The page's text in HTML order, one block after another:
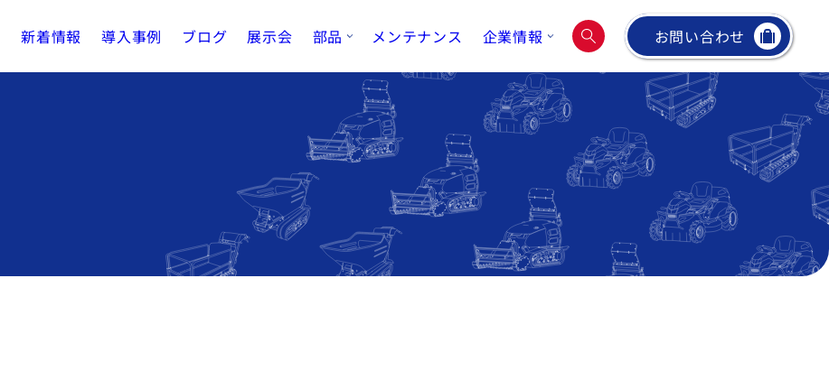
新着情報 導入事例 ブログ 展示会 部品 メンテナンス 企業情報 お問い合わせ